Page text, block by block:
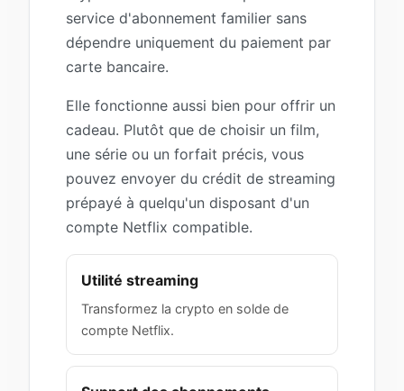
service d'abonnement familier sans
dépendre uniquement du paiement par
carte bancaire.
Elle fonctionne aussi bien pour offrir un
cadeau. Plutôt que de choisir un film,
une série ou un forfait précis, vous
pouvez envoyer du crédit de streaming
prépayé à quelqu'un disposant d'un
compte Netflix compatible.
Utilité streaming
Transformez la crypto en solde de
compte Netflix.